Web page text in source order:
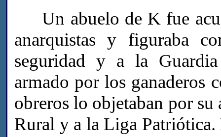
Un abuelo de K fue
anarquistas y figuraba
seguridad y a la
armado por los ganaderos
obreros lo objetaban por
Rural y a la Liga